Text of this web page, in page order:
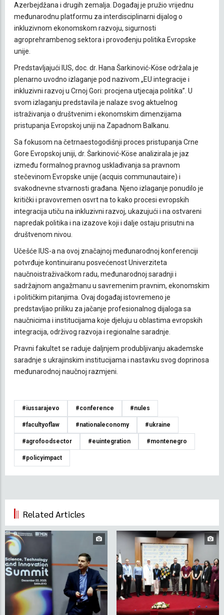
Azerbejdžana i drugih zemalja. Događaj je pružio vrijednu
međunarodnu platformu za interdisciplinarni dijalog o
inkluzivnom ekonomskom razvoju, sigurnosti
agroprehrambenog sektora i provođenju politika Evropske
unije.
Predstavljajući IUS, doc. dr. Hana Šarkinović-Köse održala je
plenarno uvodno izlaganje pod nazivom „EU integracije i
inkluzivni razvoj u Crnoj Gori: procjena utjecaja politika”. U
svom izlaganju predstavila je nalaze svog aktuelnog
istraživanja o društvenim i ekonomskim dimenzijama
pristupanja Evropskoj uniji na Zapadnom Balkanu.
Sa fokusom na četrnaestogodišnji proces pristupanja Crne
Gore Evropskoj uniji, dr. Šarkinović-Köse analizirala je jaz
između formalnog pravnog usklađivanja sa pravnom
stečevinom Evropske unije (acquis communautaire) i
svakodnevne stvarnosti građana. Njeno izlaganje ponudilo je
kritički i pravovremen osvrt na to kako procesi evropskih
integracija utiču na inkluzivni razvoj, ukazujući i na ostvareni
napredak politika i na izazove koji i dalje ostaju prisutni na
društvenom nivou.
Učešće IUS-a na ovoj značajnoj međunarodnoj konferenciji
potvrđuje kontinuiranu posvećenost Univerziteta
naučnoistraživačkom radu, međunarodnoj saradnji i
sadržajnom angažmanu u savremenim pravnim, ekonomskim
i političkim pitanjima. Ovaj događaj istovremeno je
predstavljao priliku za jačanje profesionalnog dijaloga sa
naučnicima i institucijama koje djeluju u oblastima evropskih
integracija, održivog razvoja i regionalne saradnje.
Pravni fakultet se raduje daljnjem produbljivanju akademske
saradnje s ukrajinskim institucijama i nastavku svog doprinosa
međunarodnoj naučnoj razmjeni.
#iussarajevo #conference #nules
#facultyoflaw #nationaleconomy #ukraine
#agrofoodsector #euintegration #montenegro
#policyimpact
Related Articles